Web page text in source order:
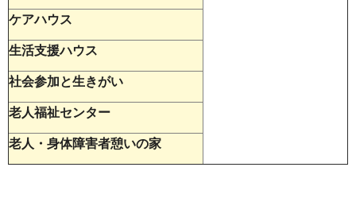
ケアハウス
生活支援ハウス
社会参加と生きがい
老人福祉センター
老人・身体障害者憩いの家